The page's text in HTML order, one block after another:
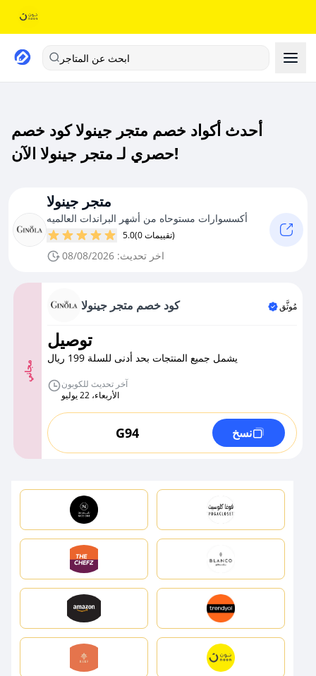
ابحث عن المتاجر
أحدث أكواد خصم متجر جينولا كود خصم
حصري لـ متجر جينولا الآن!
متجر جينولا
أكسسوارات مستوحاه من أشهر البراندات العالميه
5.0 (0 تقييمات)
اخر تحديث: 08/08/2026
مجاني
كود خصم متجر جينولا مُوثَّق
توصيل
يشمل جميع المنتجات بحد أدنى للسلة 199 ريال
آخر تحديث للكوبون
الأربعاء، 22 يوليو
G94 نسخ